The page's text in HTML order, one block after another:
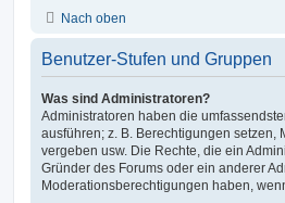
Nach oben
Benutzer-Stufen und Gruppen
Was sind Administratoren?
Administratoren haben die
ausführen; z. B. Berechtigungen
vergeben usw. Die Rechte, die ein
Gründer des Forums oder ein anderer
Moderationsberechtigungen haben,